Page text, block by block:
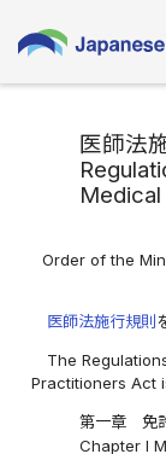
医師法
Order of the
医師法施行規則
The
Practitioners Act
第一章 免
Chapter I